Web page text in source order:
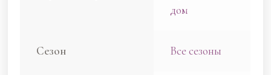
дом
Сезон Все сезоны